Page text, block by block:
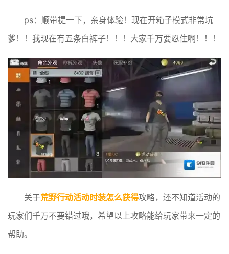
ps：顺带提一下，亲身体验！现在开箱子模式非常坑
爹！！我现在有五条白裤子！！！大家千万要忍住啊！！！
关于荒野行动活动时装怎么获得攻略，还不知道活动的
玩家们千万不要错过哦，希望以上攻略能给玩家带来一定的
帮助。